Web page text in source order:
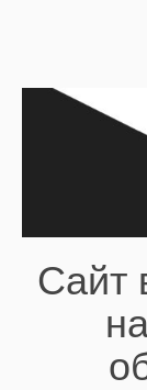
Сайт